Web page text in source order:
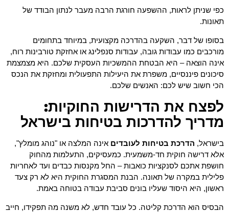
כפי שניתן לראות, ההשפעה חורגת הרבה מעבר לנתון הבודד של
תאונות.
בסופו של דבר, השקעה בהדרכה מקצועית, במיוחד בתחומים
מורכבים כמו עבודות גובה, עבודות סנפלינג או אחזקת טורבינות רוח,
אינה הוצאה – היא הבטחת ההמשכיות העסקית שלכם. היא מצמצמת
סיכונים פיננסיים, משפרת את היעילות התפעולית ומחזקת את הנכס
הכי חשוב שיש לכם: האנשים שלכם.
לפצח את הדרישות החוקיות:
מדריך להדרכות בטיחות בישראל
בישראל, הדרכת בטיחות לעובדים אינה המלצה או "נוהג מומלץ",
אלא דרישה חוקית חד-משמעית. כמעסיקים, התעלמות מהחוק
חושפת אתכם לסנקציות כואבות – החל מקנסות כבדים ועד לאחריות
פלילית במקרה של תאונה. הבנת המסגרת החוקית היא לא רק צעד
ראשון, היא היסוד שעליו בונים סביבת עבודה בטוחה באמת.
הבסיס הוא הדרכת קליטה. כל עובד חדש, לא משנה מה תפקידו, חייב